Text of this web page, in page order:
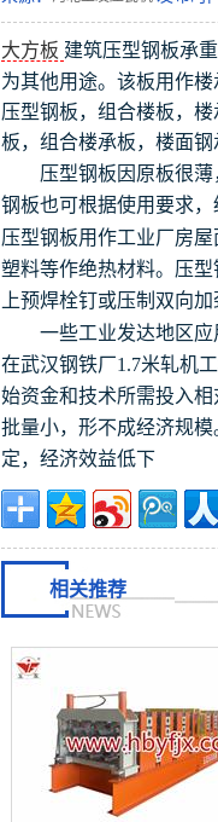
大方板 建筑压型钢板承
为其他用途。该板用作
压型钢板，组合楼板，
板，组合楼承板，楼面
压型钢板因原板很薄，
钢板也可根据使用要求，
压型钢板用作工业厂房
塑料等作绝热材料。压
上预焊栓钉或压制双向加
一些工业发达地区应用
在武汉钢铁厂1.7米轧机
始资金和技术所需投入
批量小，形不成经济规
定，经济效益低下
相关推荐